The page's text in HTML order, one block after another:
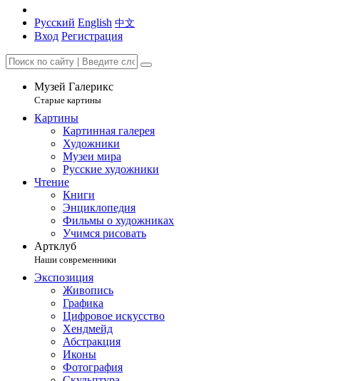
Русский English 中文
Вход Регистрация
Музей Галерикс
Старые картины
Картины
Картинная галерея
Художники
Музеи мира
Русские художники
Чтение
Книги
Энциклопедия
Фильмы о художниках
Учимся рисовать
Артклуб
Наши современники
Экспозиция
Живопись
Графика
Цифровое искусство
Хендмейд
Абстракция
Иконы
Фотография